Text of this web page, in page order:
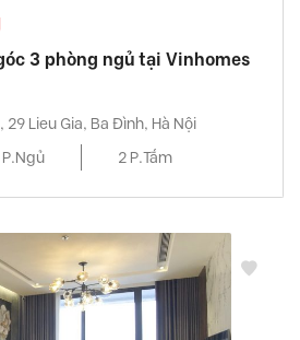
3 phòng ngủ tại Vinhomes
Lieu Gia, Ba Đình, Hà Nội
P.Ngủ 2 P.Tắm